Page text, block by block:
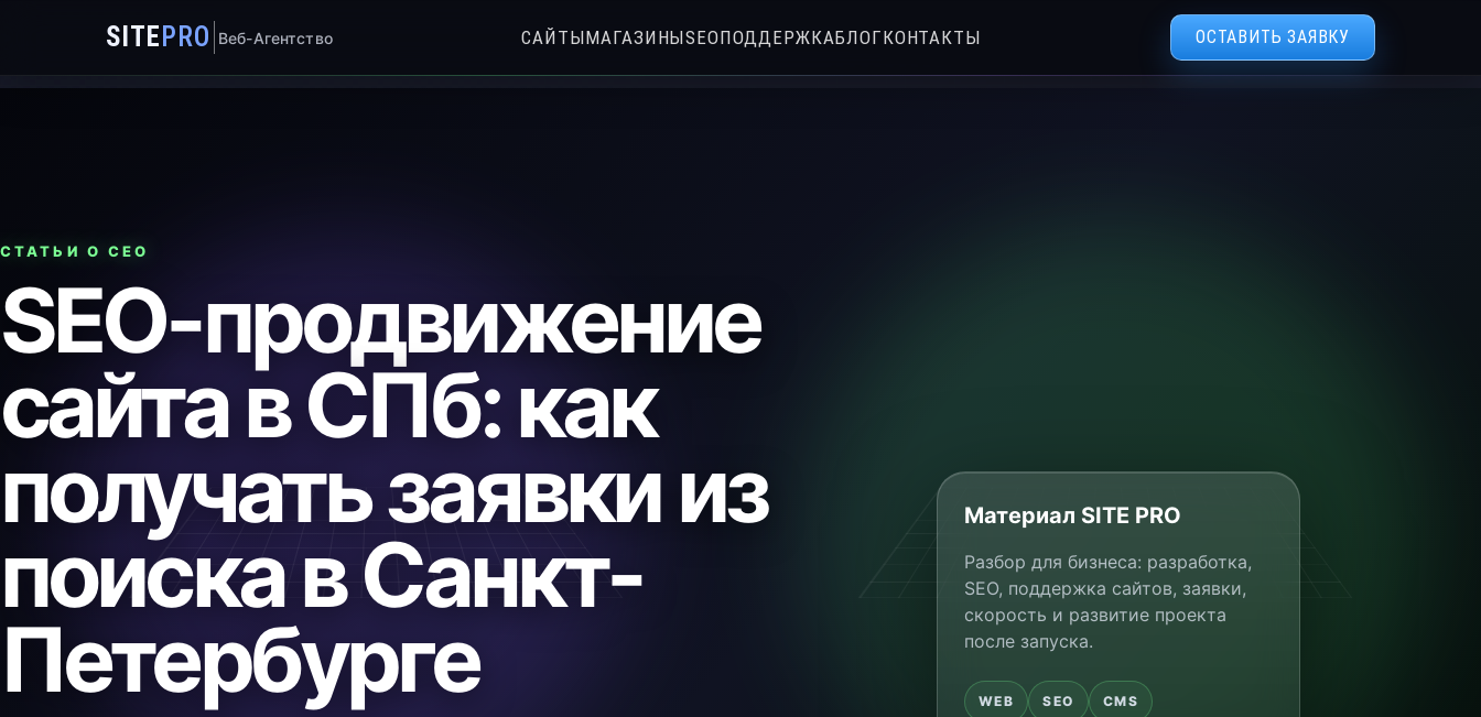
SITE PRO Веб-Агентство САЙТЫМАГАЗИНЫSEOПОДДЕРЖКАБЛОГКОНТАКТЫ ОСТАВИТЬ ЗАЯВКУ
СТАТЬИ О СЕО
SEO-продвижение
сайта в СПб: как
получать заявки из
поиска в Санкт-
Петербурге
Материал SITE PRO
Разбор для бизнеса: разработка,
SEO, поддержка сайтов, заявки,
скорость и развитие проекта
после запуска.
WEB SEO CMS